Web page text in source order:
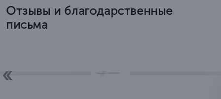
Отзывы и благодарственные
письма